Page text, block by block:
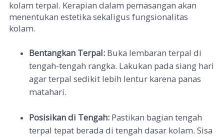
kolam terpal. Kerapian dalam pemasangan akan
menentukan estetika sekaligus fungsionalitas
kolam.
Bentangkan Terpal: Buka lembaran terpal di
tengah-tengah rangka. Lakukan pada siang hari
agar terpal sedikit lebih lentur karena panas
matahari.
Posisikan di Tengah: Pastikan bagian tengah
terpal tepat berada di tengah dasar kolam. Sisa